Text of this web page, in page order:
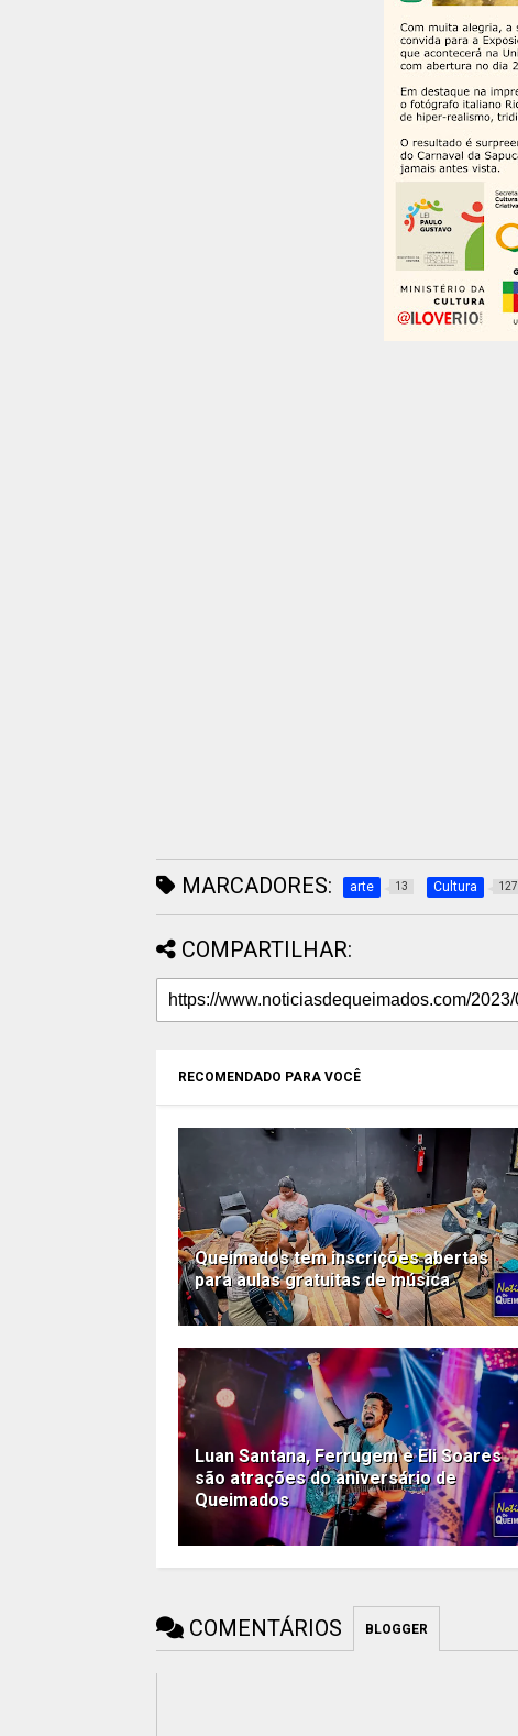
MARCADORES: arte 13 Cultura 127
COMPARTILHAR:
RECOMENDADO PARA VOCÊ
Queimados tem inscrições abertas
para aulas gratuitas de música
Luan Santana, Ferrugem e Eli Soares
são atrações do aniversário de
Queimados
COMENTÁRIOS BLOGGER